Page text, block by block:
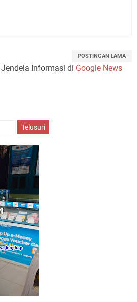
POSTINGAN LAMA
Informasi di Google News